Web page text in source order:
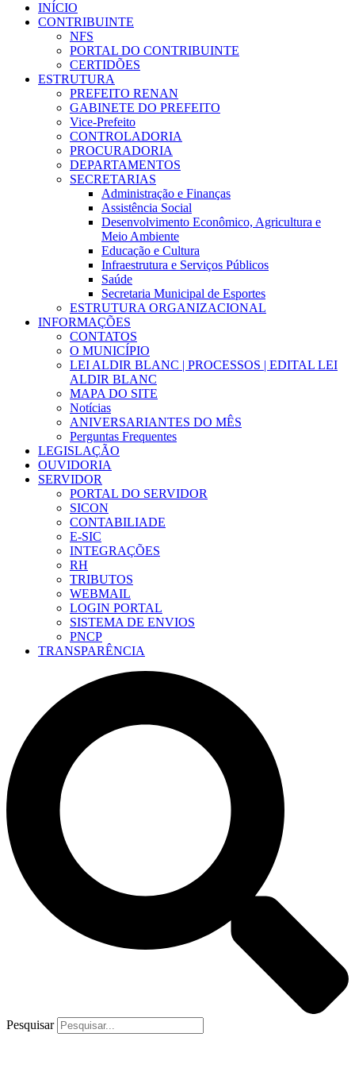
INÍCIO
CONTRIBUINTE
NFS
PORTAL DO CONTRIBUINTE
CERTIDÕES
ESTRUTURA
PREFEITO RENAN
GABINETE DO PREFEITO
Vice-Prefeito
CONTROLADORIA
PROCURADORIA
DEPARTAMENTOS
SECRETARIAS
Administração e Finanças
Assistência Social
Desenvolvimento Econômico, Agricultura e
Meio Ambiente
Educação e Cultura
Infraestrutura e Serviços Públicos
Saúde
Secretaria Municipal de Esportes
ESTRUTURA ORGANIZACIONAL
INFORMAÇÕES
CONTATOS
O MUNICÍPIO
LEI ALDIR BLANC | PROCESSOS | EDITAL LEI
ALDIR BLANC
MAPA DO SITE
Notícias
ANIVERSARIANTES DO MÊS
Perguntas Frequentes
LEGISLAÇÃO
OUVIDORIA
SERVIDOR
PORTAL DO SERVIDOR
SICON
CONTABILIADE
E-SIC
INTEGRAÇÕES
RH
TRIBUTOS
WEBMAIL
LOGIN PORTAL
SISTEMA DE ENVIOS
PNCP
TRANSPARÊNCIA
Pesquisar